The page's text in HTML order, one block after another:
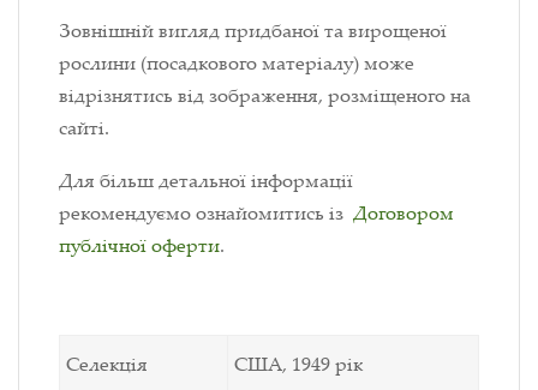
Зовнішній вигляд придбаної та вирощеної
рослини (посадкового матеріалу) може
відрізнятись від зображення, розміщеного на
сайті.
Для більш детальної інформації
рекомендуємо ознайомитись із Договором
публічної оферти.
Селекція США, 1949 рік